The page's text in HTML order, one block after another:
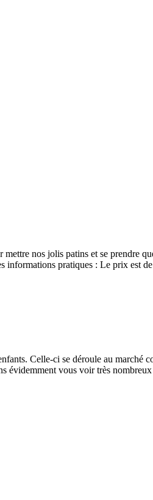
nos jolis patins et se prendre
informations pratiques : Le prix est
Celle-ci se déroule au marché
évidemment vous voir très